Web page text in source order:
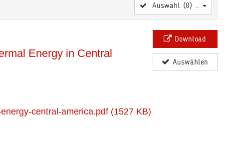
Auswahl (0) ...
Energy in Central
Download
Auswählen
central-america.pdf (1527 KB)